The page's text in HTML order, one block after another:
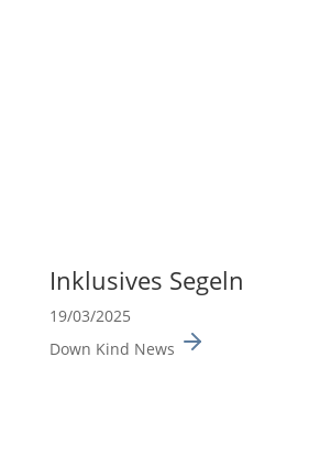
Inklu­sives Segeln
19/03/2025
Down Kind News